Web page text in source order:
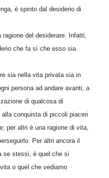
è spinto dal desiderio di
del desiderare. Infatti,
che fa sì che esso sia
sia nella vita privata sia in
persona ad andare avanti, a
di qualcosa di
conquista di piccoli piaceri
per altri è una ragione di vita,
Per altri ancora il
se stessi, è quel che si
o quel che vediamo